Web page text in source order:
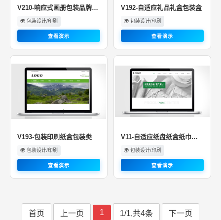
V210-响应式画册包装品牌设计
🌍 包装设计/印刷
查看演示
V192-自适应礼品礼盒包装盒
🌍 包装设计/印刷
查看演示
V193-包装印刷纸盒包装类
🌍 包装设计/印刷
查看演示
V11-自适应纸盘纸盒纸巾生产网站
🌍 包装设计/印刷
查看演示
首页 上一页 1 1/1,共4条 下一页